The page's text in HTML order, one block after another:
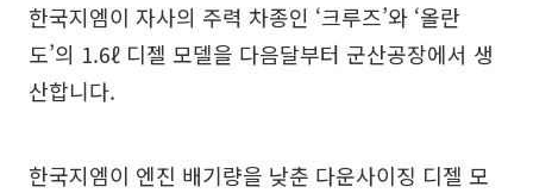
한국지엠이 자사의 주력 차종인 ‘크루즈’와 ‘올란
도’의 1.6ℓ 디젤 모델을 다음달부터 군산공장에서 생
산합니다.
한국지엠이 엔진 배기량을 낮춘 다운사이징 디젤 모